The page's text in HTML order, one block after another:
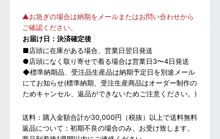
▲お急ぎの場合は納期をメールまたはお問い合わせから
ご確認ください。
お届け日：決済確定後
■店頭に在庫がある場合、営業日翌日発送
●店頭になく取り寄せで着る場合は営業日3〜4日発送
◆標準納期品、受注品生産品は納期予定日を別途メール
にてお知らせ(標準納期、受注生産商品はオーダー制作の
ためキャンセル、返品ができないためご注意ください。)
送料：購入金額合計が30,000円（税抜）以上で送料無料
返品について：初期不良の場合のみ、お受け致します。